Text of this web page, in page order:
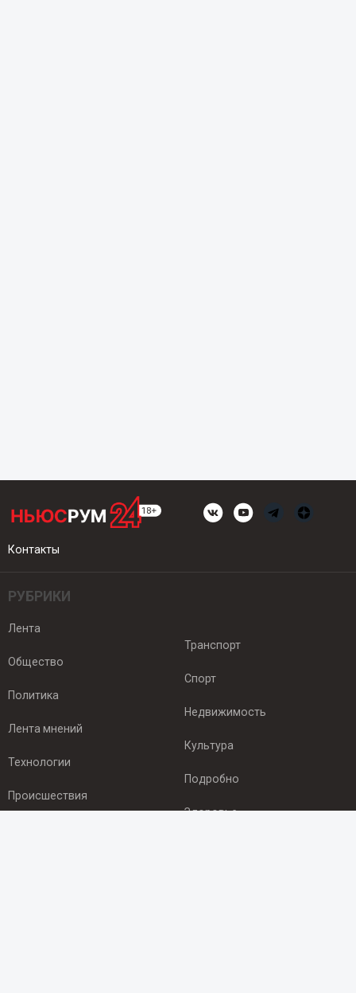
Контакты
РУБРИКИ
Лента
Общество
Политика
Лента мнений
Технологии
Происшествия
Транспорт
Спорт
Недвижимость
Культура
Подробно
Здоровье